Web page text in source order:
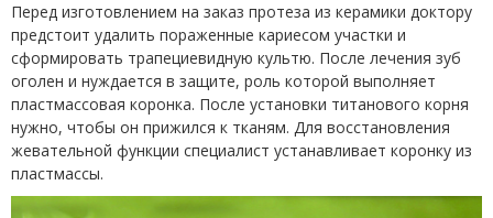
Перед изготовлением на заказ протеза из керамики доктору
предстоит удалить пораженные кариесом участки и
сформировать трапециевидную культю. После лечения зуб
оголен и нуждается в защите, роль которой выполняет
пластмассовая коронка. После установки титанового корня
нужно, чтобы он прижился к тканям. Для восстановления
жевательной функции специалист устанавливает коронку из
пластмассы.